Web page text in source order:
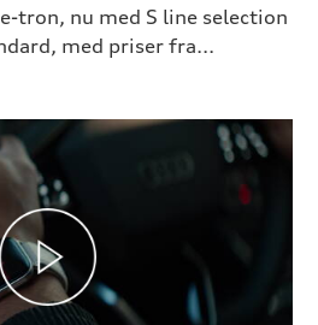
tron, nu med S line selection
med priser fra...